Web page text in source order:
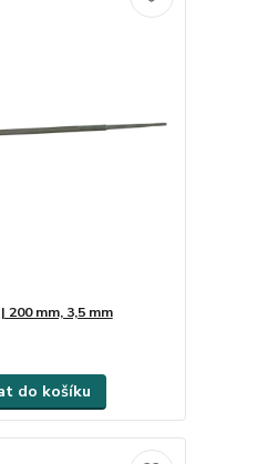
mm, 3,5 mm
do košíku